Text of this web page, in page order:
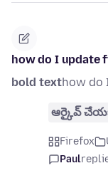
how do I update
bold texthow do
ఆర్కైవ్
Firefox
Paul